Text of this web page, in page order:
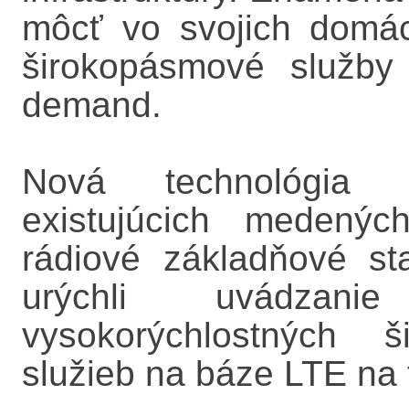
môcť vo svojich
širokopásmové
demand.
Nová technológia
existujúcich
rádiové základňové
urýchli
vysokorýchlostných
služieb na báze LTE na